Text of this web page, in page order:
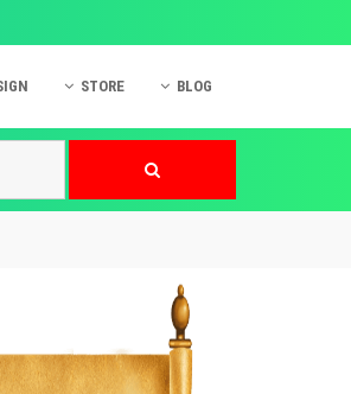
đáp Website
STORE BLOG